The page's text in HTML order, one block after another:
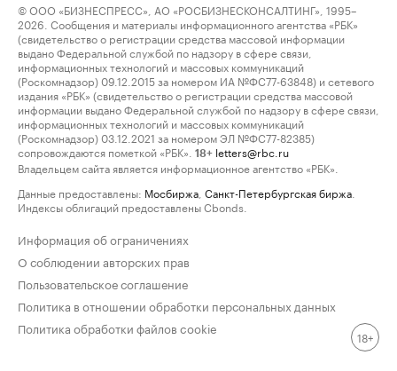
© ООО «БИЗНЕСПРЕСС», АО «РОСБИЗНЕСКОНСАЛТИНГ», 1995–
2026. Сообщения и материалы информационного агентства «РБК»
(свидетельство о регистрации средства массовой информации
выдано Федеральной службой по надзору в сфере связи,
информационных технологий и массовых коммуникаций
(Роскомнадзор) 09.12.2015 за номером ИА №ФС77-63848) и сетевого
издания «РБК» (свидетельство о регистрации средства массовой
информации выдано Федеральной службой по надзору в сфере связи,
информационных технологий и массовых коммуникаций
(Роскомнадзор) 03.12.2021 за номером ЭЛ №ФС77-82385)
сопровождаются пометкой «РБК».
18+ letters@rbc.ru
Владельцем сайта является информационное агентство «РБК».
Данные предоставлены: Мосбиржа Санкт-Петербургская биржа
Индексы облигаций предоставлены Cbonds.
Информация об ограничениях
О соблюдении авторских прав
Пользовательское соглашение
Политика в отношении обработки персональных данных
Политика обработки файлов cookie
18+